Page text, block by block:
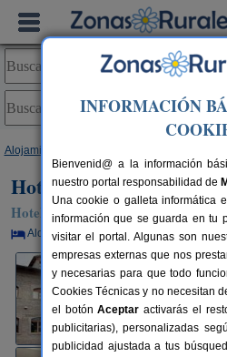
Alojamientos
Hotel Santa Lucía
Hotel Rural en La Magdalena
Alquiler por habitaciones 45 plazas
INFORMACIÓN
Bienvenid@ a la información
nuestro portal responsabilidad de
Una cookie o galleta informática
información que se guarda en tu
visitar el portal. Algunas son
empresas externas que nos
y necesarias para que todo
Cookies Técnicas y no necesitan
el botónAceptar activarás el
publicitarias), personalizadas
publicidad ajustada a tus